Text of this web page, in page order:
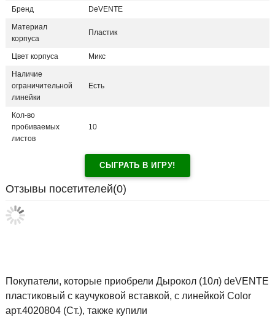
Бренд DeVENTE
Материал
корпуса
Пластик
Цвет корпуса Микс
Наличие
ограничительной
линейки
Есть
Кол-во
пробиваемых
листов
10
СЫГРАТЬ В ИГРУ!
Отзывы посетителей(0)
Покупатели, которые приобрели Дырокол (10л) deVENTE
пластиковый с каучуковой вставкой, с линейкой Color
арт.4020804 (Ст.), также купили